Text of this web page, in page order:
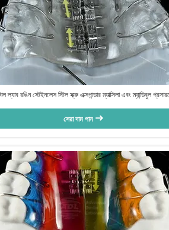
ল্যাব রঙিন স্টেইনলেস স্টিল স্ক্রু এক্সপান্ডার ম্যাক্সিলা এবং ম্যান্ডিবুল
সেরা দাম পান